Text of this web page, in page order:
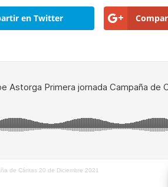
en Twitter
de Cáritas 20 de Diciembre 2021